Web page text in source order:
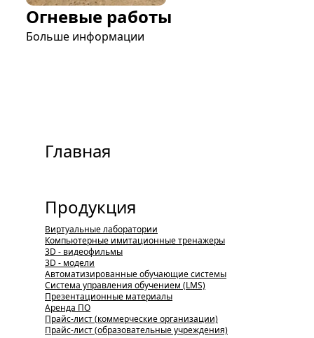
Огневые работы
Больше информации
Главная
Продукция
Виртуальные лаборатории
Компьютерные имитационные тренажеры
3D - видеофильмы
3D - модели
Автоматизированные обучающие системы
Система управления обучением (LMS)
Презентационные материалы
Аренда ПО
Прайс-лист (коммерческие организации)
Прайс-лист (образовательные учреждения)